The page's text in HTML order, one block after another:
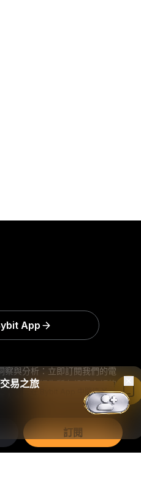
察與分析：立即訂閱我們的電
險，包括損失所有投資金額的
。
訂閱
App
易之旅
在 Bybit App 中閱讀